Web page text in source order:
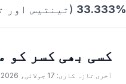
33.333%
(تینتیس اور
کسی بھی کسر کو
آخری تازہ کاری: 17 جولائی، 2026